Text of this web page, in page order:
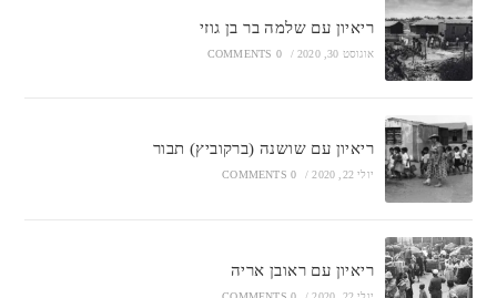
ריאיון עם שלמה בר בן גוזי
אוגוסט 30, 2020 /
0 COMMENTS
ריאיון עם שושנה (ברקוביץ) תבור
יולי 22, 2020 /
0 COMMENTS
ריאיון עם ראובן אריה